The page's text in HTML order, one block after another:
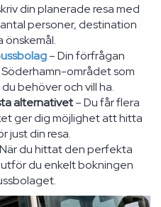
din planerade resa med
personer, destination
önskemål.
– Din förfrågan
området som
behöver och vill ha.
alternativet– Du får flera
ger dig möjlighet att hitta
just din resa.
du hittat den perfekta
du enkelt bokningen